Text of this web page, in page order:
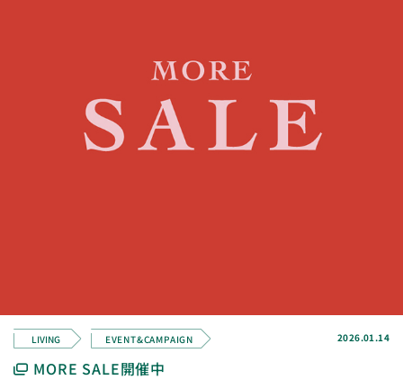
MORE SALE開催中
2026.01.14
LIVING EVENT&CAMPAIGN